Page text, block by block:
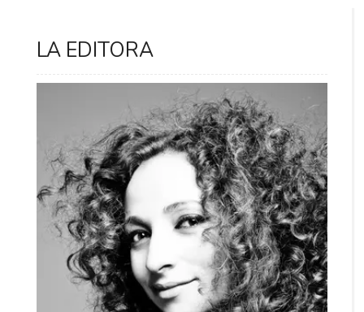
LA EDITORA